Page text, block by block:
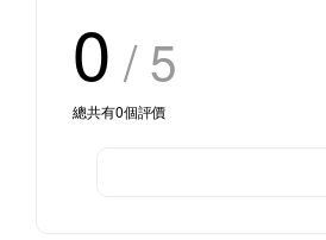
0 / 5
總共有0個評價